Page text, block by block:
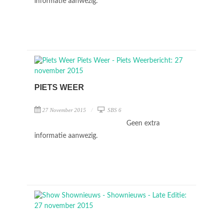
PIETS WEER
27 November 2015 SBS 6
Geen extra
informatie aanwezig.